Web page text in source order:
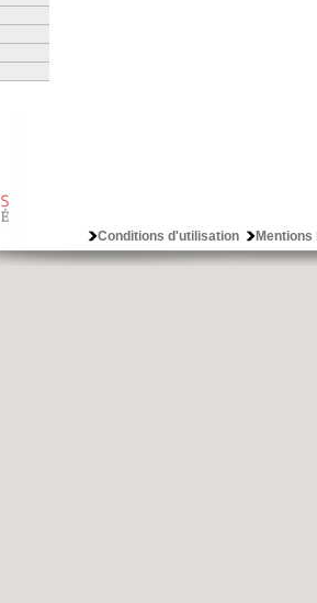
Conditions d'utilisation Mentions